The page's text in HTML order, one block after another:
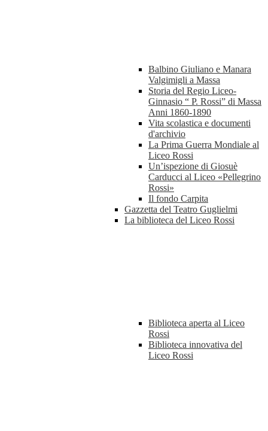
Balbino Giuliano e Manara
Valgimigli a Massa
Storia del Regio Liceo-
Ginnasio “ P. Rossi” di Massa
Anni 1860-1890
Vita scolastica e documenti
d'archivio
La Prima Guerra Mondiale al
Liceo Rossi
Un’ispezione di Giosuè
Carducci al Liceo «Pellegrino
Rossi»
Il fondo Carpita
Gazzetta del Teatro Guglielmi
La biblioteca del Liceo Rossi
Biblioteca aperta al Liceo
Rossi
Biblioteca innovativa del
Liceo Rossi